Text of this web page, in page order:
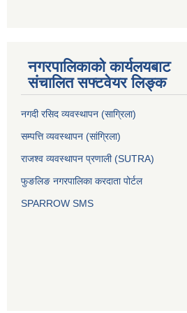
नगरपालिकाको कार्यलयबाट
संचालित सफ्टवेयर लिङ्क
नगदी रसिद व्यवस्थापन (साग्रिला)
सम्पत्ति व्यवस्थापन (सांग्रिला)
राजश्व व्यवस्थापन प्रणाली (SUTRA)
फुङलिङ नगरपालिका करदाता पोर्टल
SPARROW SMS